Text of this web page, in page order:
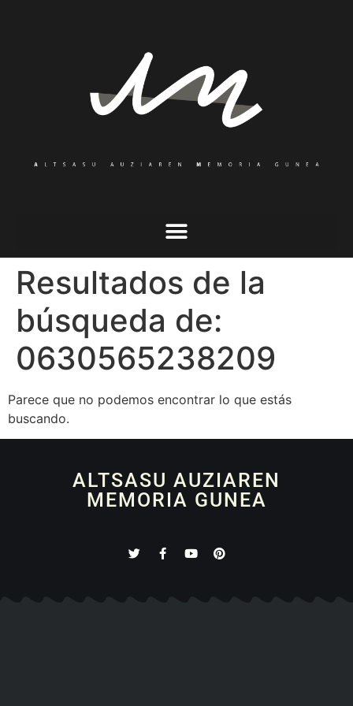
Resultados de la
búsqueda de:
0630565238209
Parece que no podemos encontrar lo que estás
buscando.
ALTSASU AUZIAREN
MEMORIA GUNEA